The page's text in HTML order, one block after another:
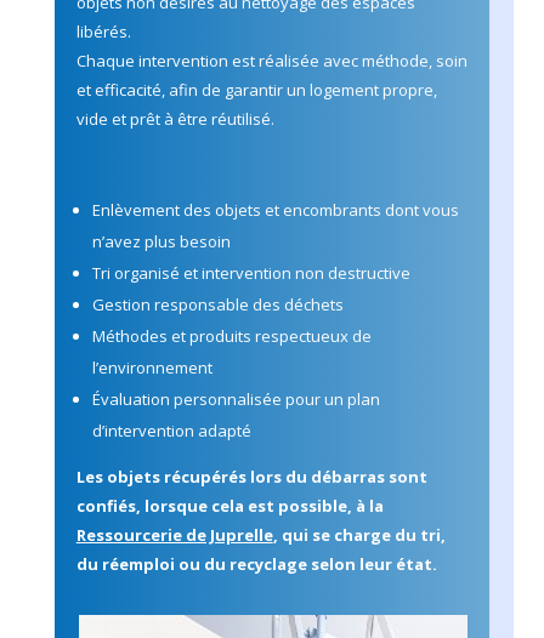
libérés.
Chaque intervention est réalisée avec méthode, soin
et efficacité, afin de garantir un logement propre,
vide et prêt à être réutilisé.
Enlèvement des objets et encombrants dont vous
n’avez plus besoin
Tri organisé et intervention non destructive
Gestion responsable des déchets
Méthodes et produits respectueux de
l’environnement
Évaluation personnalisée pour un plan
d’intervention adapté
Les objets récupérés lors du débarras sont
confiés, lorsque cela est possible, à la
Ressourcerie de Juprelle, qui se charge du tri,
du réemploi ou du recyclage selon leur état.